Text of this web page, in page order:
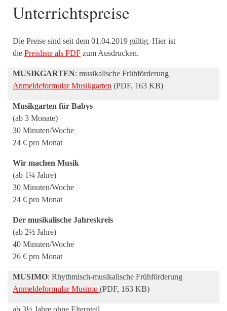
Unterrichtspreise
Die Preise sind seit dem 01.04.2019 gültig. Hier ist
die Preisliste als PDF zum Ausdrucken.
MUSIKGARTEN: musikalische Frühförderung
Anmeldeformular Musikgarten (PDF, 163 KB)
Musikgarten für Babys
(ab 3 Monate)
30 Minuten/Woche
24 € pro Monat
Wir machen Musik
(ab 1¼ Jahre)
30 Minuten/Woche
24 € pro Monat
Der musikalische Jahreskreis
(ab 2½ Jahre)
40 Minuten/Woche
26 € pro Monat
MUSIMO: Rhythmisch-musikalische Frühförderung
Anmeldeformular Musimo (PDF, 163 KB)
ab 3½ Jahre ohne Elternteil